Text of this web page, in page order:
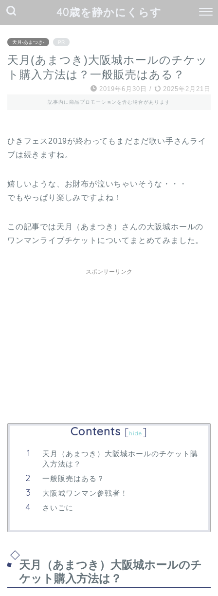
40歳を静かにくらす
天月-あまつき- PR
天月(あまつき)大阪城ホールのチケッ
ト購入方法は？一般販売はある？
2019年6月30日 / 2025年2月21日
記事内に商品プロモーションを含む場合があります
ひきフェス2019が終わってもまだまだ歌い手さんライ
ブは続きますね。
嬉しいような、お財布が泣いちゃいそうな・・・
でもやっぱり楽しみですよね！
この記事では天月（あまつき）さんの大阪城ホールの
ワンマンライブチケットについてまとめてみました。
スポンサーリンク
Contents [hide ]
天月（あまつき）大阪城ホールのチケット購
入方法は？
一般販売はある？
大阪城ワンマン参戦者！
さいごに
天月（あまつき）大阪城ホールのチ
ケット購入方法は？